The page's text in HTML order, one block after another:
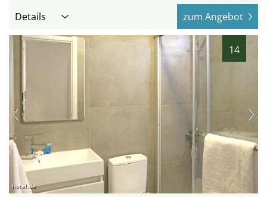
Details zum Angebot
14
hotel.de